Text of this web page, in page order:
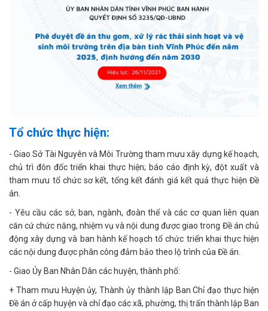
Tổ chức thực hiện:
- Giao Sở Tài Nguyên và Môi Trường tham mưu xây dựng kế hoạch,
chủ trì đôn đốc triển khai thực hiện; báo cáo định kỳ, đột xuất và
tham mưu tổ chức sơ kết, tổng kết đánh giá kết quả thực hiện Đề
án.
- Yêu cầu các sở, ban, ngành, đoàn thể và các cơ quan liên quan
căn cứ chức năng, nhiệm vụ và nội dung được giao trong Đề án chủ
động xây dựng và ban hành kế hoạch tổ chức triển khai thực hiện
các nội dung được phân công đảm bảo theo lộ trình của Đề án.
- Giao Ủy Ban Nhân Dân các huyện, thành phố:
+ Tham mưu Huyện ủy, Thành ủy thành lập Ban Chỉ đạo thực hiện
Đề án ở cấp huyện và chỉ đạo các xã, phường, thị trấn thành lập Ban